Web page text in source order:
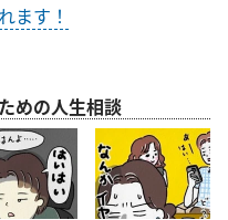
ます！
めの人生相談